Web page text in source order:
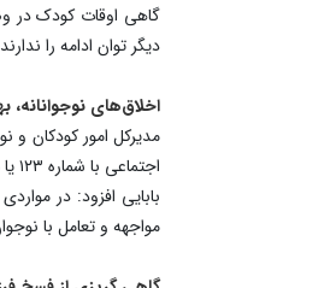
گاهی اوقات کودک در
دیگر توان ادامه را
اخلاق‌های نوجوانانه،
مدیرکل امور کودکان و
اجتماعی با شماره ۱۲۳ یا موارد دیگر از وضعیت مخاطره آمیز کودک آگاه می شود و ضمن پیگیری قضایی نسبت به خانواده مذکور، جداسازی کودک و در صورت لزوم فسخ حکم دنبال می شود.
بابایی افزود: در
مواجهه و تعامل با